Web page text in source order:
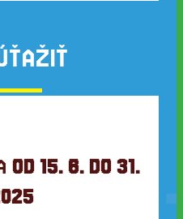
OD 15. 6. DO 31.